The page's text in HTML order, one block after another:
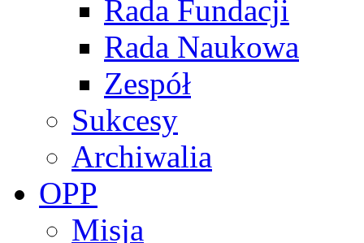
Rada Fundacji
Rada Naukowa
Zespół
Sukcesy
Archiwalia
OPP
Misja